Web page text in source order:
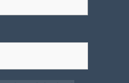
reste plus qu'à